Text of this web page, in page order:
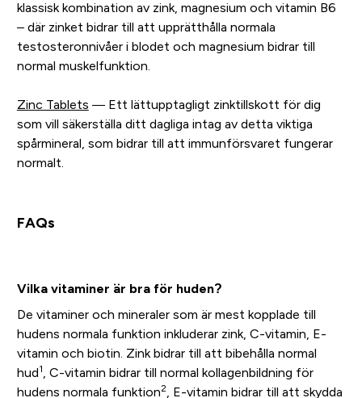
klassisk kombination av zink, magnesium och vitamin B6
– där zinket bidrar till att upprätthålla normala
testosteronnivåer i blodet och magnesium bidrar till
normal muskelfunktion.
Zinc Tablets — Ett lättupptagligt zinktillskott för dig
som vill säkerställa ditt dagliga intag av detta viktiga
spårmineral, som bidrar till att immunförsvaret fungerar
normalt.
FAQs
Vilka vitaminer är bra för huden?
De vitaminer och mineraler som är mest kopplade till
hudens normala funktion inkluderar zink, C-vitamin, E-
vitamin och biotin. Zink bidrar till att bibehålla normal
hud1
, C-vitamin bidrar till normal kollagenbildning för
hudens normala funktion2, E-vitamin bidrar till att skydda